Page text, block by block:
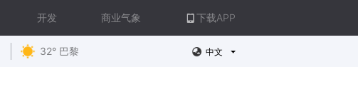
开发 商业气象 下载APP
32° 巴黎 中文